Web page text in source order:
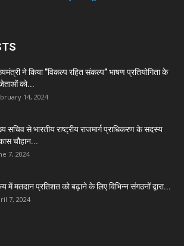
ने किया ’’विकल्प रहित संकल्प’’ भाषण प्रतियोगिता के
को...
14, 2024
सचिव से भारतीय राष्ट्रीय राजमार्ग प्राधिकरण के सदस्य
चौहान...
7, 2024
में मतदान प्रतिशत को बढ़ाने के लिए विभिन्न संगठनों द्वारा...
7, 2024